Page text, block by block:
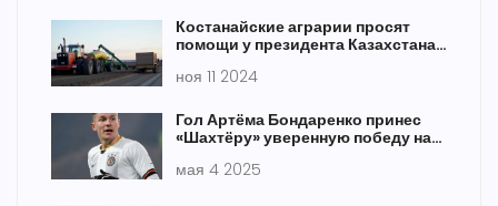
Костанайские аграрии просят
помощи у президента Казахстана
хозяйства
ноя 11 2024
Гол Артёма Бондаренко принес
«Шахтёру» уверенную победу над
мая 4 2025